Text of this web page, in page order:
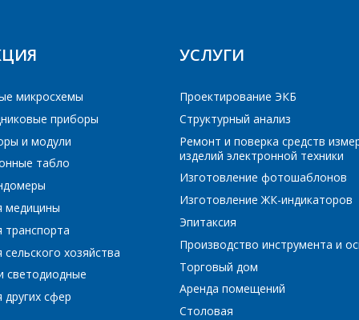
микросхемы
приборы
и модули
табло
медицины
транспорта
хозяйства
светодиодные
других сфер
УСЛУГИ
Проектирование ЭКБ
Структурный анализ
Ремонт и поверка средств
изделий электронной техники
Изготовление фотошаблонов
Изготовление ЖК-индикаторов
Эпитаксия
Производство инструмента и
Торговый дом
Аренда помещений
Столовая